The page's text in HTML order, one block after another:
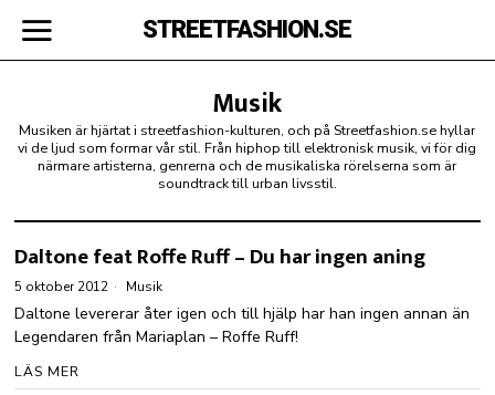
STREETFASHION.SE
Musik
Musiken är hjärtat i streetfashion-kulturen, och på Streetfashion.se hyllar
vi de ljud som formar vår stil. Från hiphop till elektronisk musik, vi för dig
närmare artisterna, genrerna och de musikaliska rörelserna som är
soundtrack till urban livsstil.
Daltone feat Roffe Ruff – Du har ingen aning
5 oktober 2012 Musik
Daltone levererar åter igen och till hjälp har han ingen annan än
Legendaren från Mariaplan – Roffe Ruff!
LÄS MER